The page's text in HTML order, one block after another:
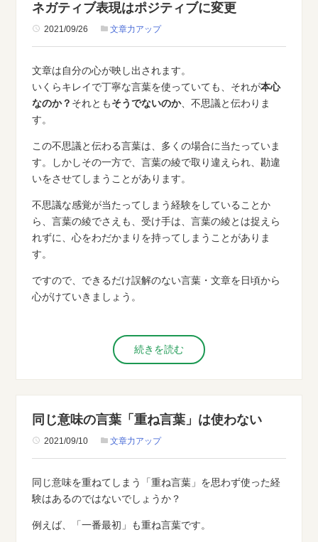
ネガティブ表現はポジティブに変更
2021/09/26 文章力アップ
文章は自分の心が映し出されます。
いくらキレイで丁寧な言葉を使っていても、それが本心
なのか？ それともそうでないのか、不思議と伝わりま
す。
この不思議と伝わる言葉は、多くの場合に当たっていま
す。しかしその一方で、言葉の綾で取り違えられ、勘違
いをさせてしまうことがあります。
不思議な感覚が当たってしまう経験をしていることか
ら、言葉の綾でさえも、受け手は、言葉の綾とは捉えら
れずに、心をわだかまりを持ってしまうことがありま
す。
ですので、できるだけ誤解のない言葉・文章を日頃から
心がけていきましょう。
続きを読む
同じ意味の言葉「重ね言葉」は使わない
2021/09/10 文章力アップ
同じ意味を重ねてしまう「重ね言葉」を思わず使った経
験はあるのではないでしょうか？
例えば、「一番最初」も重ね言葉です。